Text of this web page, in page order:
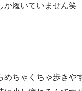
か履いていません笑
めちゃくちゃ歩きや